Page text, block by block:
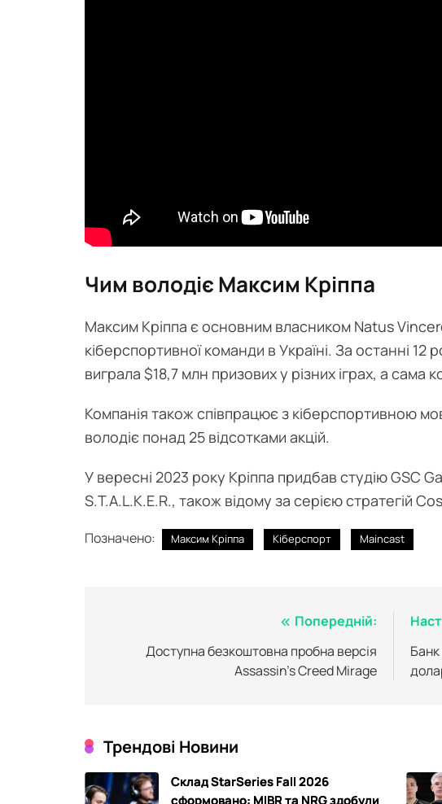
Чим володіє Максим Кріппа
Максим Кріппа є основним власником Natus
кіберспортивної команди в Україні. За останні 12
виграла $18,7 млн призових у різних іграх, а сама
Компанія також співпрацює з кіберспортивною
володіє понад 25 відсотками акцій.
У вересні 2023 року Кріппа придбав студію GSC
S.T.A.L.K.E.R., також відому за серією стратегій
Позначено: Максим Кріппа Кіберспорт Maincast
записів
Попередній:
Доступна безкоштовна пробна версія
Assassin’s Creed Mirage
Банк
Трендові Новини
Склад StarSeries Fall 2026
сформовано: MIBR та NRG здобули